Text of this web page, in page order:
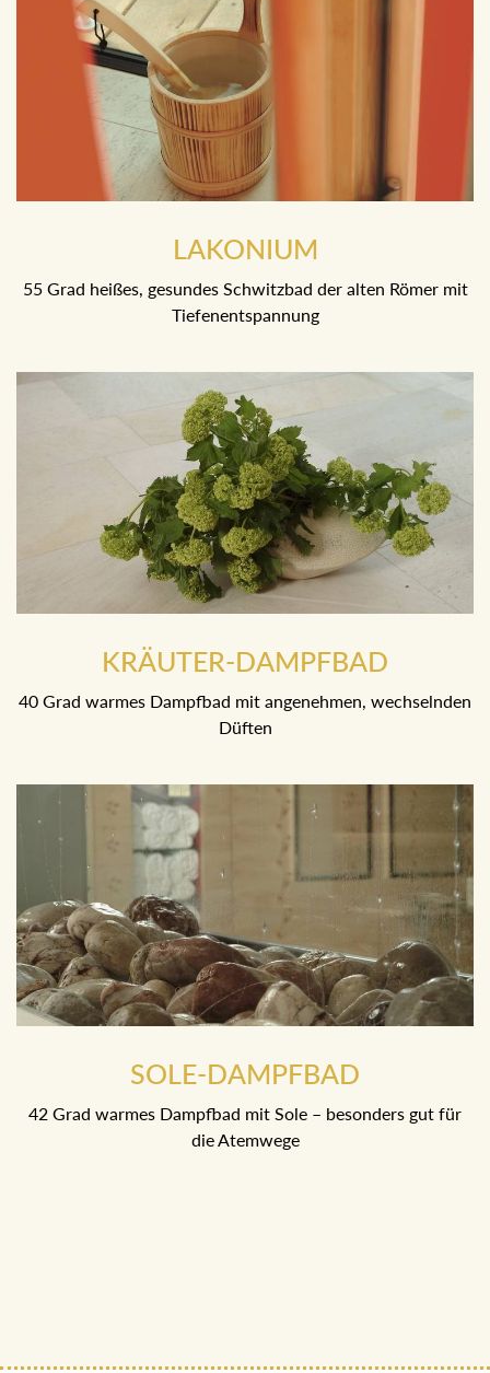
LAKONIUM
55 Grad heißes, gesundes Schwitzbad der alten Römer mit
KRÄUTER-DAMPFBAD
40 Grad warmes Dampfbad mit angenehmen,
SOLE-DAMPFBAD
42 Grad warmes Dampfbad mit Sole – besonders gut für